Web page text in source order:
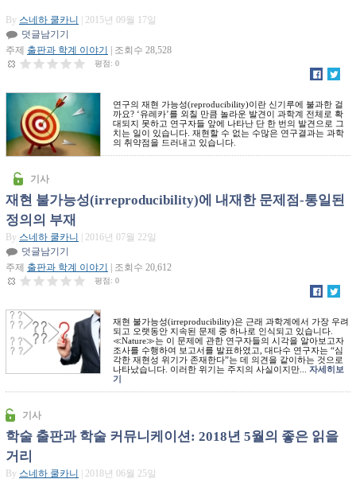
By 스네하 쿨카니
| 2015년 09월 17일
덧글남기기
주제 출판과 학계 이야기 | 조회수 28,528
평점: 0
연구의 재현 가능성(reproducibility)이란 신기루에 불과한 걸
까요? ‘유레카’를 외칠 만큼 놀라운 발견이 과학계 전체로 확
대되지 못하고 연구자들 앞에 나타난 단 한 번의 발견으로 그
치는 일이 있습니다. 재현할 수 없는 수많은 연구결과는 과학
의 취약점을 드러내고 있습니다.
기사
재현 불가능성(irreproducibility)에 내재한 문제점-통일된
정의의 부재
By 스네하 쿨카니
| 2016년 07월 22일
덧글남기기
주제 출판과 학계 이야기 | 조회수 20,612
평점: 0
재현 불가능성(irreproducibility)은 근래 과학계에서 가장 우려
되고 오랫동안 지속된 문제 중 하나로 인식되고 있습니다.
≪Nature≫는 이 문제에 관한 연구자들의 시각을 알아보고자
조사를 수행하여 보고서를 발표하였고, 대다수 연구자는 “심
각한 재현성 위기가 존재한다”는 데 의견을 같이하는 것으로
나타났습니다. 이러한 위기는 주지의 사실이지만... 자세히보
기
기사
학술 출판과 학술 커뮤니케이션: 2018년 5월의 좋은 읽을
거리
By 스네하 쿨카니
| 2018년 06월 25일